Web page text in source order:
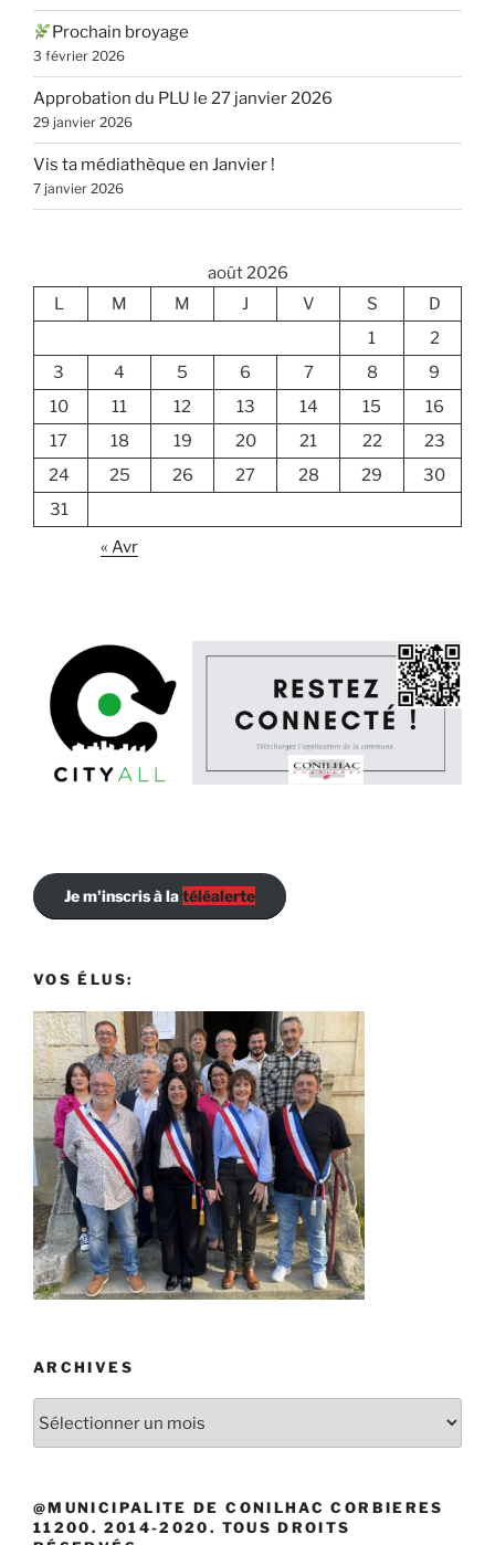
Prochain broyage
3 février 2026
Approbation du PLU le 27 janvier 2026
29 janvier 2026
Vis ta médiathèque en Janvier !
7 janvier 2026
août 2026
L
M M J V S
D
1
2
3
4 5 6 7 8
9
10
11 12 13 14 15
16
17
18 19 20 21 22
23
24
25 26 27 28 29
30
31
« Avr
Je m'inscris à latéléalerte
VOS ÉLUS:
ARCHIVES
@MUNICIPALITE DE CONILHAC CORBIERES
11200. 2014-2020. TOUS DROITS